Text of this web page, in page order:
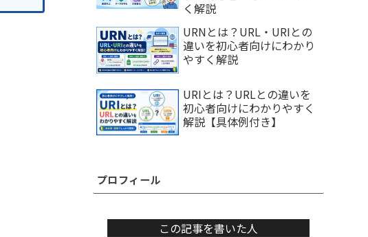
く解説
URNとは？URL・URIとの
違いを初心者向けにわかり
やすく解説
URIとは？URLとの違いを
初心者向けにわかりやすく
解説【具体例付き】
プロフィール
この記事を書いた人